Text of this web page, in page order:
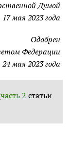
Думой
17 мая 2023 года
Одобрен
Федерации
24 мая 2023 года
часть 2 статьи